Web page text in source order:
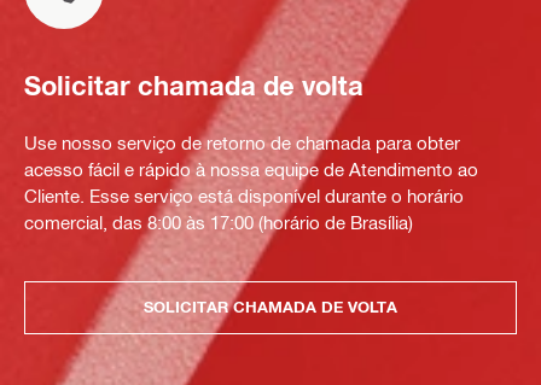
Solicitar chamada de volta
Use nosso serviço de retorno de chamada para obter
acesso fácil e rápido à nossa equipe de Atendimento ao
Cliente. Esse serviço está disponível durante o horário
comercial, das 8:00 às 17:00 (horário de Brasília)
SOLICITAR CHAMADA DE VOLTA